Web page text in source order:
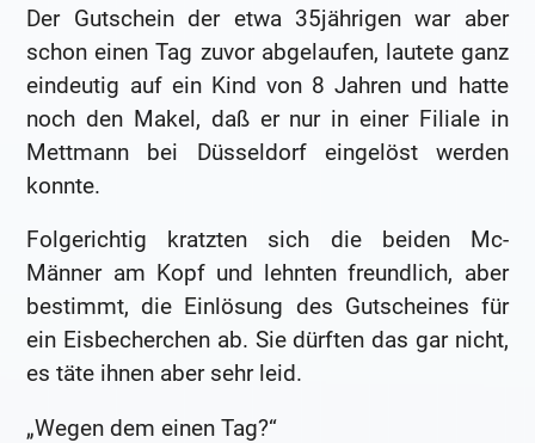
Der Gutschein der etwa 35jährigen war aber
schon einen Tag zuvor abgelaufen, lautete ganz
eindeutig auf ein Kind von 8 Jahren und hatte
noch den Makel, daß er nur in einer Filiale in
Mettmann bei Düsseldorf eingelöst werden
konnte.
Folgerichtig kratzten sich die beiden Mc-
Männer am Kopf und lehnten freundlich, aber
bestimmt, die Einlösung des Gutscheines für
ein Eisbecherchen ab. Sie dürften das gar nicht,
es täte ihnen aber sehr leid.
„Wegen dem einen Tag?“